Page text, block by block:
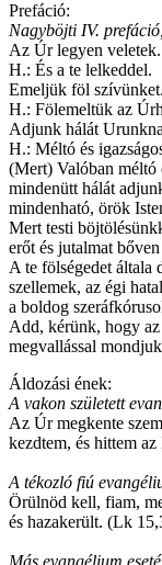
Prefáció:
Nagyböjti IV.
Az Úr legyen veletek.
H.: És a te lelkeddel.
Emeljük föl szívünket.
H.: Fölemeltük az
Adjunk hálát
H.: Méltó és
(Mert) Valóban méltó
mindenütt hálát
mindenható, örök
Mert testi
erőt és jutalmat
A te fölségedet általa
szellemek, az égi
a boldog
Add, kérünk, hogy az
megvallással
Áldozási ének:
A vakon született
Az Úr megkente
kezdtem, és hittem
A tékozló fiú
Örülnöd kell, fiam,
és hazakerült. (Lk
Más evangélium